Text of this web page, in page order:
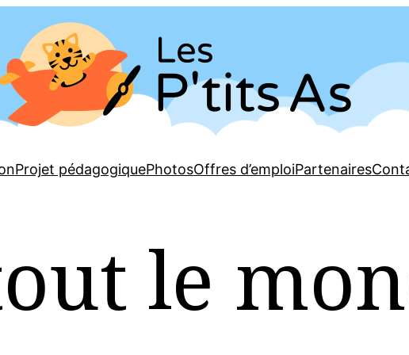
Projet pédagogiquePhotosOffres d’emploiPartenaires
le